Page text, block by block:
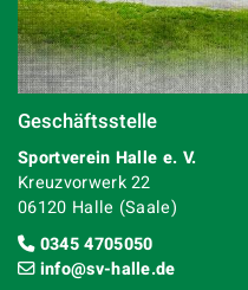
Geschäftsstelle
Sportverein Halle e. V.
Kreuzvorwerk 22
06120 Halle (Saale)
0345 4705050
info@sv-halle.de